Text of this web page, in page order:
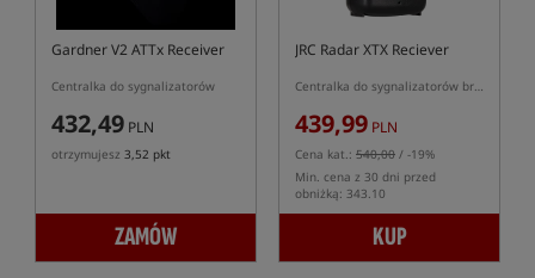
Gardner V2 ATTx Receiver
Centralka do sygnalizatorów
432,49 PLN
otrzymujesz 3,52 pkt
ZAMÓW
JRC Radar XTX Reciever
Centralka do sygnalizatorów brań
439,99 PLN
Cena kat.: 540,00 / -19%
Min. cena z 30 dni przed
obniżką: 343.10
KUP